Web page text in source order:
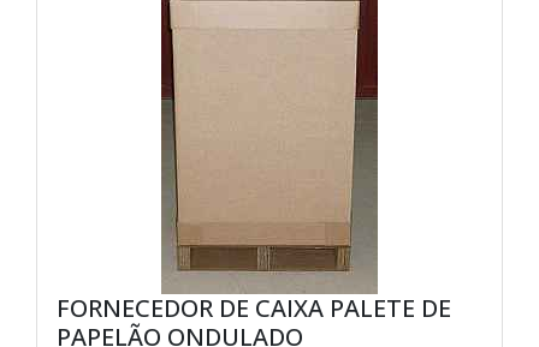
FORNECEDOR DE CAIXA PALETE DE
PAPELÃO ONDULADO